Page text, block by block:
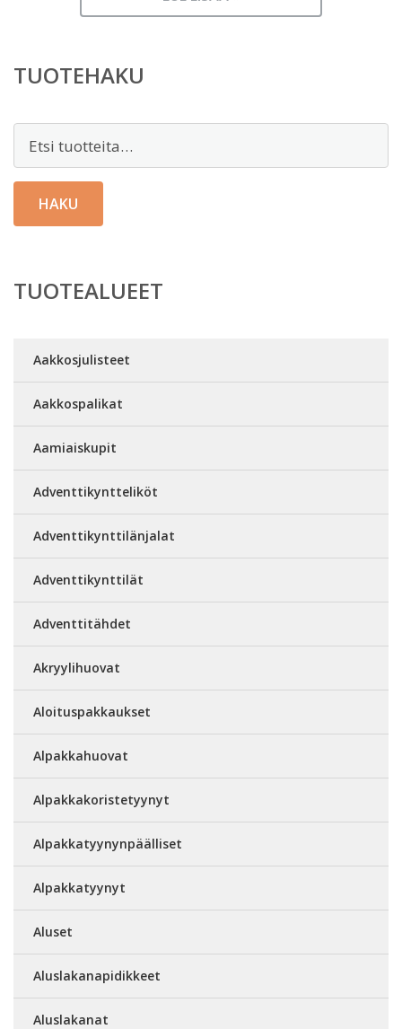
TUOTEHAKU
HAKU
TUOTEALUEET
Aakkosjulisteet
Aakkospalikat
Aamiaiskupit
Adventtikyntteliköt
Adventtikynttilänjalat
Adventtikynttilät
Adventtitähdet
Akryylihuovat
Aloituspakkaukset
Alpakkahuovat
Alpakkakoristetyynyt
Alpakkatyynynpäälliset
Alpakkatyynyt
Aluset
Aluslakanapidikkeet
Aluslakanat